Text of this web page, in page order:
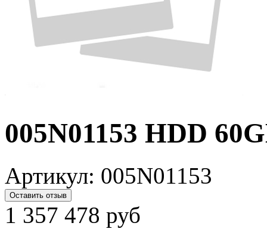
005N01153 HDD
Артикул: 005N01153
Оставить отзыв
1 357 478 руб